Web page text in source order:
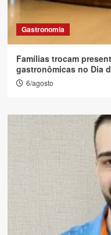
Gastronomia
Famílias trocam
gastronômicas no Dia
6/agosto